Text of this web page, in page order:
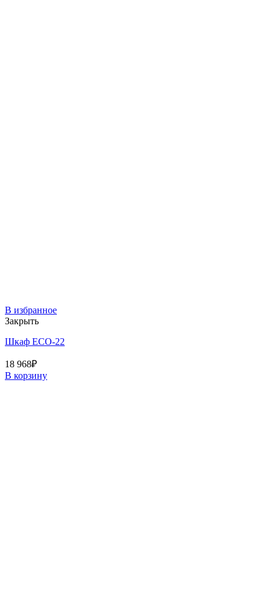
В избранное
Закрыть
Шкаф ECO-22
18 968₽
В корзину